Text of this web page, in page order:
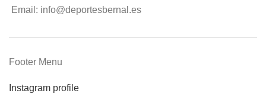
Email: info@deportesbernal.es
Footer Menu
Instagram profile